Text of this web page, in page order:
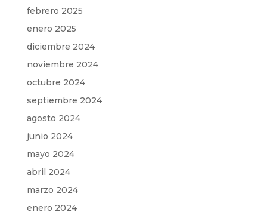
febrero 2025
enero 2025
diciembre 2024
noviembre 2024
octubre 2024
septiembre 2024
agosto 2024
junio 2024
mayo 2024
abril 2024
marzo 2024
enero 2024